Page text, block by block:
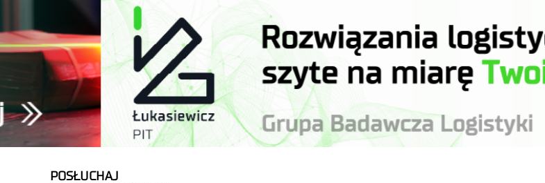
POSŁUCHAJ